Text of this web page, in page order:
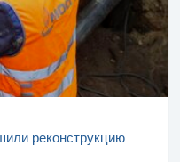
реконструкцию